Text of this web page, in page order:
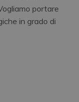
portare
in grado di